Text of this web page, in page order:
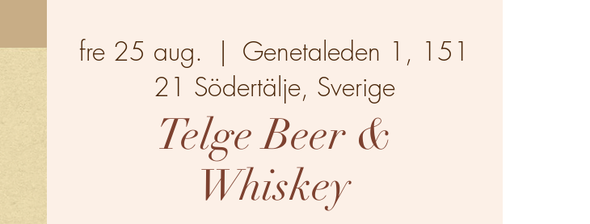
fre 25 aug.
  |
Genetaleden 1, 151
21 Södertälje, Sverige
Telge Beer &
Whiskey